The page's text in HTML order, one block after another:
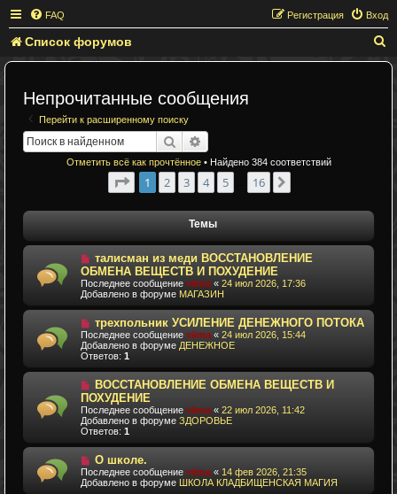
FAQ Вход
Регистрация
Список форумов
о
Непрочитанные сообщения
Перейти к расширенному поиску
Поиск
Отметить всё как прочтённое• Найдено 384 соответствий
Страница1 из
1 2 3 4 5 16
Темы
Н
о
в
о
е
с
о
б
щ
е
н
и
е
талисман из меди ВОССТАНОВЛЕНИЕ
ОБМЕНА ВЕЩЕСТВ И ПОХУДЕНИЕ
Последнее сообщение viima « 24 июл 2026, 17:36
Добавлено в форуме МАГАЗИН
Н
о
в
о
е
с
о
б
щ
е
н
и
е
трехпольник УСИЛЕНИЕ ДЕНЕЖНОГО ПОТОКА
Последнее сообщение viima « 24 июл 2026, 15:44
Добавлено в форуме ДЕНЕЖНОЕ
Ответов: 1
Н
о
в
о
е
с
о
о
щ
е
ВОССТАНОВЛЕНИЕ ОБМЕНА ВЕЩЕСТВ И
ПОХУДЕНИЕ
Последнее сообщение viima « 22 июл 2026, 11:42
Добавлено в форуме ЗДОРОВЬЕ
Ответов: 1
Н
о
в
о
О школе.
Последнее сообщение viima « 14 фев 2026, 21:35
Добавлено в форуме ШКОЛА КЛАДБИЩЕНСКАЯ МАГИЯ